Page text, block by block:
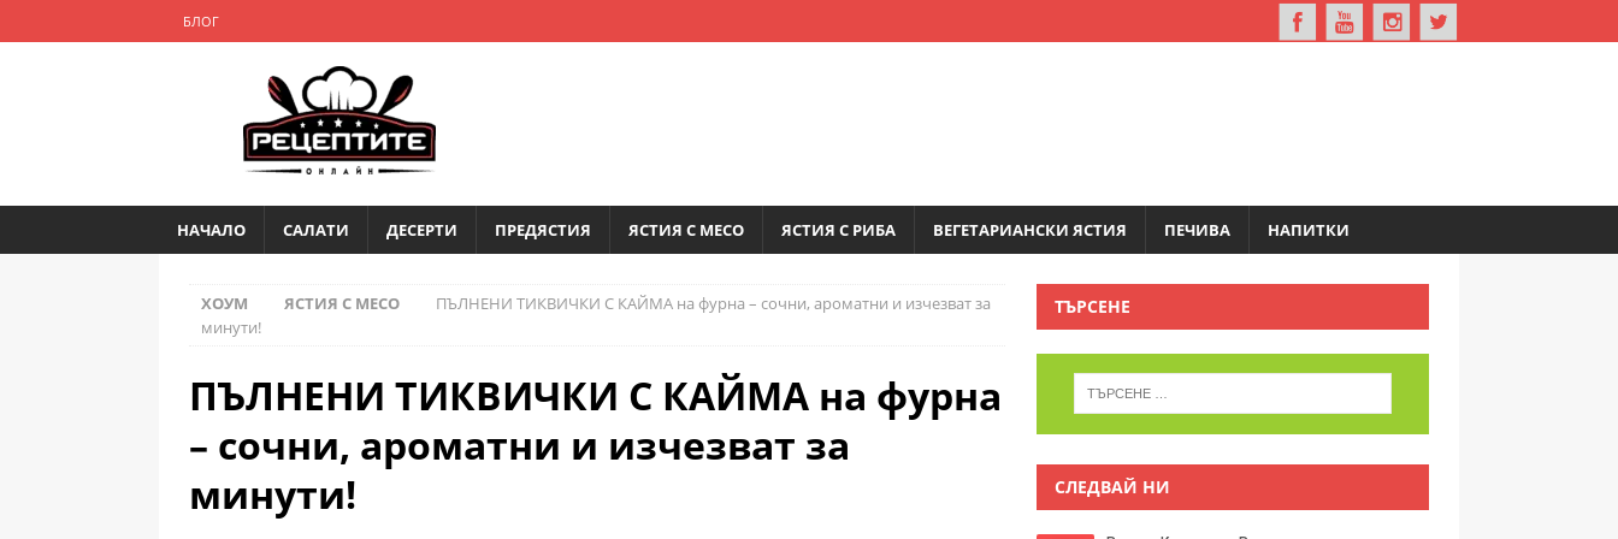
БЛОГ
НАЧАЛО САЛАТИ ДЕСЕРТИ ПРЕДЯСТИЯ ЯСТИЯ С МЕСО ЯСТИЯ С РИБА ВЕГЕТАРИАНСКИ ЯСТИЯ ПЕЧИВА НАПИТКИ
ХОУМ ЯСТИЯ С МЕСО
ПЪЛНЕНИ ТИКВИЧКИ С КАЙМА на фурна – сочни, ароматни и изчезват за
минути!
ПЪЛНЕНИ ТИКВИЧКИ С КАЙМА на фурна
– сочни, ароматни и изчезват за
минути!
ТЪРСЕНЕ
СЛЕДВАЙ НИ